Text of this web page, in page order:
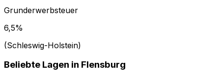
Grunderwerbsteuer
6,5%
(Schleswig-Holstein)
Beliebte Lagen in Flensburg